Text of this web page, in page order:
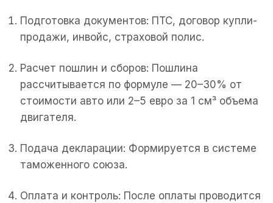
Подготовка документов: ПТС, договор купли-
продажи, инвойс, страховой полис.
Расчет пошлин и сборов: Пошлина
рассчитывается по формуле — 20–30% от
стоимости авто или 2–5 евро за 1 см³ объема
двигателя.
Подача декларации: Формируется в системе
таможенного союза.
Оплата и контроль: После оплаты проводится